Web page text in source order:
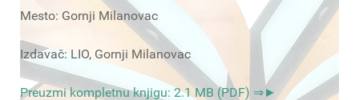
Mesto: Gornji Milanovac
Izdavač: LIO, Gornji Milanovac
Preuzmi kompletnu knjigu: 2.1 MB (PDF) ⇒►